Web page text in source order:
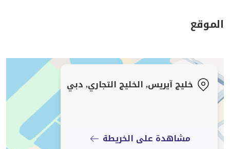
استخدام قاعات الاجتماعات
خدمة استقبال احترافية
تنظيف يومي
خدمات الطباعة والمسح الضوئي
أمن وكاميرات مراقبة 24/7
دخول مجاني إلى الجيم والمسبح
مباشر من المالك – بدون عمولة
الموقع
خليج آيريس, الخليج التجاري, دبي
مشاهدة على الخريطة